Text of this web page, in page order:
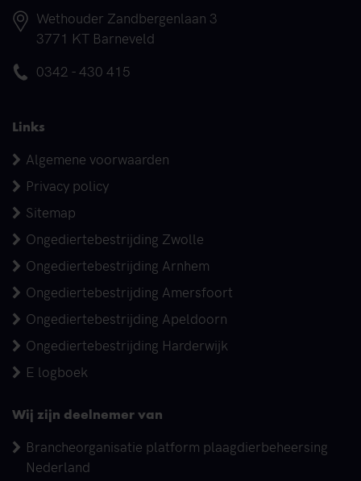
Adres
Wethouder Zandbergenlaan 3
3771 KT Barneveld
Telefoonnummer
0342 - 430 415
Links
Algemene voorwaarden
Privacy policy
Sitemap
Ongediertebestrijding Zwolle
Ongediertebestrijding Arnhem
Ongediertebestrijding Amersfoort
Ongediertebestrijding Apeldoorn
Ongediertebestrijding Harderwijk
E logboek
Wij zijn deelnemer van
Brancheorganisatie platform plaagdierbeheersing
Nederland